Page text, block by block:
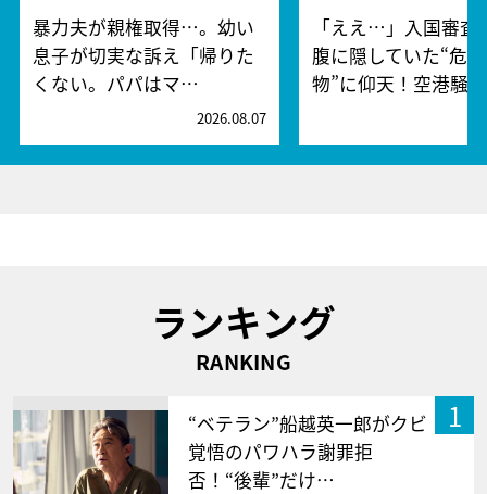
暴力夫が親権取得…。幼い
息子が切実な訴え「帰りた
くない。パパはマ…
2026.08.07
「ええ…」入国審査
腹に隠していた“危
物”に仰天！空港騒
ランキング
RANKING
1
“ベテラン”船越英一郎がクビ
覚悟のパワハラ謝罪拒
否！“後輩”だけ…